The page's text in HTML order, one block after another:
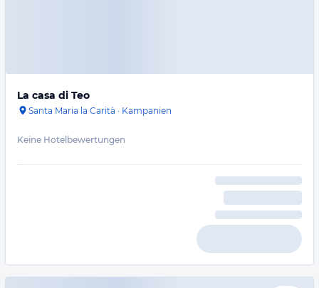
La casa di Teo
Santa Maria la Carità · Kampanien
Keine Hotelbewertungen